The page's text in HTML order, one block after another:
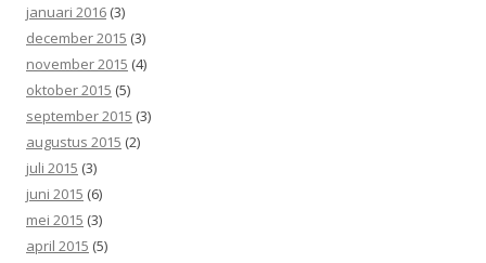
januari 2016 (3)
december 2015 (3)
november 2015 (4)
oktober 2015 (5)
september 2015 (3)
augustus 2015 (2)
juli 2015 (3)
juni 2015 (6)
mei 2015 (3)
april 2015 (5)